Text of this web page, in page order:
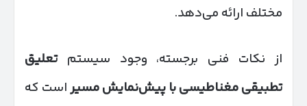
مختلف ارائه می‌دهد.
از نکات فنی برجسته، وجود سیستمتعلیق
تطبیقی مغناطیسی با پیش‌نمایش مسیراست که